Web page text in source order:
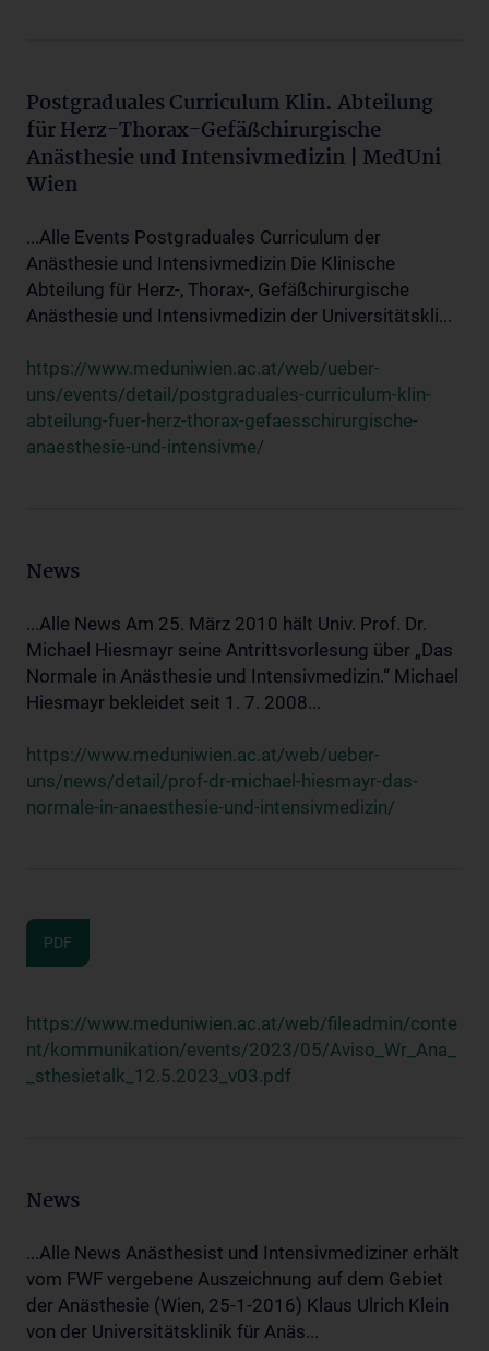
Postgraduales Curriculum Klin. Abteilung
für Herz-Thorax-Gefäßchirurgische
Anästhesie und Intensivmedizin | MedUni
Wien
...Alle Events Postgraduales Curriculum der
Anästhesie und Intensivmedizin Die Klinische
Abteilung für Herz-, Thorax-, Gefäßchirurgische
Anästhesie und Intensivmedizin der Universitätskli...
https://www.meduniwien.ac.at/web/ueber-
uns/events/detail/postgraduales-curriculum-klin-
abteilung-fuer-herz-thorax-gefaesschirurgische-
anaesthesie-und-intensivme/
News
...Alle News Am 25. März 2010 hält Univ. Prof. Dr.
Michael Hiesmayr seine Antrittsvorlesung über „Das
Normale in Anästhesie und Intensivmedizin.“ Michael
Hiesmayr bekleidet seit 1. 7. 2008...
https://www.meduniwien.ac.at/web/ueber-
uns/news/detail/prof-dr-michael-hiesmayr-das-
normale-in-anaesthesie-und-intensivmedizin/
PDF
https://www.meduniwien.ac.at/web/fileadmin/conte
nt/kommunikation/events/2023/05/Aviso_Wr_Ana_
_sthesietalk_12.5.2023_v03.pdf
News
...Alle News Anästhesist und Intensivmediziner erhält
vom FWF vergebene Auszeichnung auf dem Gebiet
der Anästhesie (Wien, 25-1-2016) Klaus Ulrich Klein
von der Universitätsklinik für Anäs...